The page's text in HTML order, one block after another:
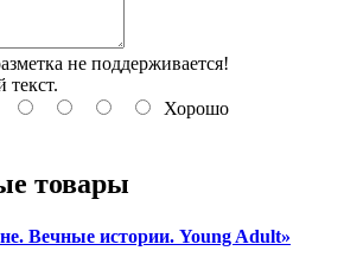
не поддерживается!
текст.
Хорошо
товары
Вечные истории. Young Adult»